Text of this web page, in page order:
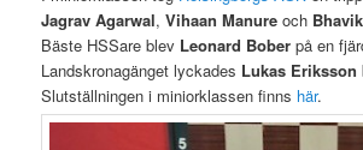
Jagrav Agarwal,Vihaan Manure och
Bäste HSSare blev Leonard Bober på en
Landskronagänget lyckades Lukas Eriksson
Slutställningen i miniorklassen finns här.